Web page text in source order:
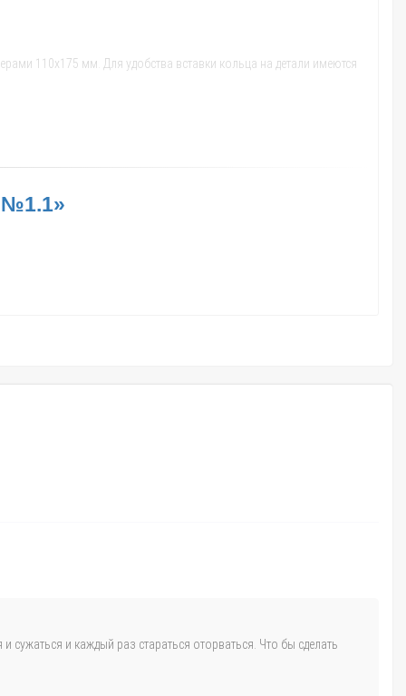
110х175 мм. Для удобства вставки кольца на детали имеются
не касался борта лодки.
рыма и самим рымом. Работа выполняется в такой
№1.1»
сужаться и каждый раз стараться оторваться. Что бы сделать